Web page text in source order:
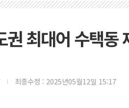
최대어 수택동
최종수정 : 2025년05월12일 15:17